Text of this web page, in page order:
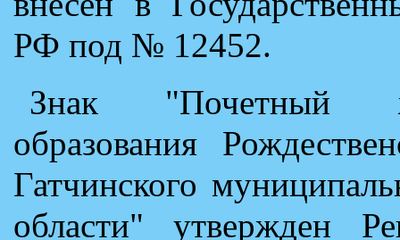
РФ под № 12452.
Знак "Почетный
образования
Гатчинского
области" утвержден